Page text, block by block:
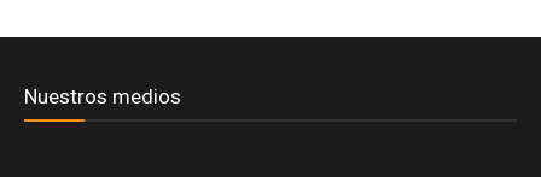
Nuestros medios